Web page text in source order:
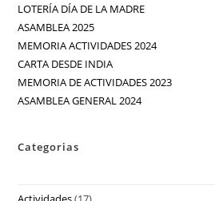
LOTERÍA DÍA DE LA MADRE
ASAMBLEA 2025
MEMORIA ACTIVIDADES 2024
CARTA DESDE INDIA
MEMORIA DE ACTIVIDADES 2023
ASAMBLEA GENERAL 2024
Categorias